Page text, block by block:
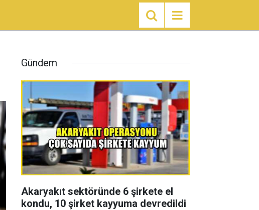
Gündem
Akaryakıt sektöründe 6 şirkete el
kondu, 10 şirket kayyuma devredildi